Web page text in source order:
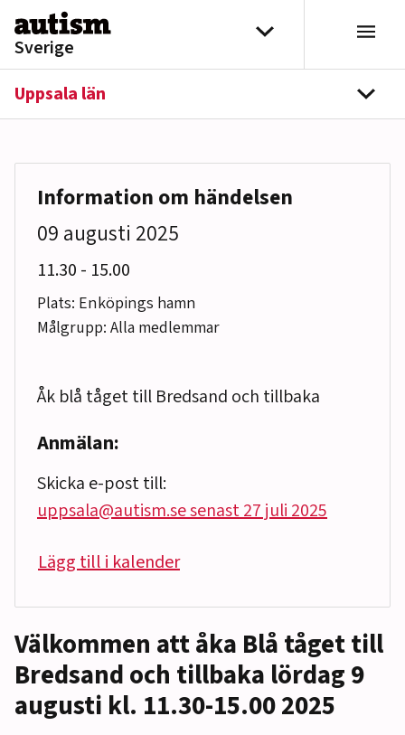
Hoppa till innehåll
Sverige
Välj distrikt
Uppsala län
Välkommen att åka Blå tåget till
Bredsand och tillbaka lördag 9
augusti kl. 11.30-15.00 2025
Information om händelsen
09 augusti 2025
11.30 till
- 15.00
Plats: Enköpings hamn
Målgrupp: Alla medlemmar
Åk blå tåget till Bredsand och tillbaka
Anmälan:
Skicka e-post till:
uppsala@autism.se senast 27 juli 2025
Lägg till i kalender